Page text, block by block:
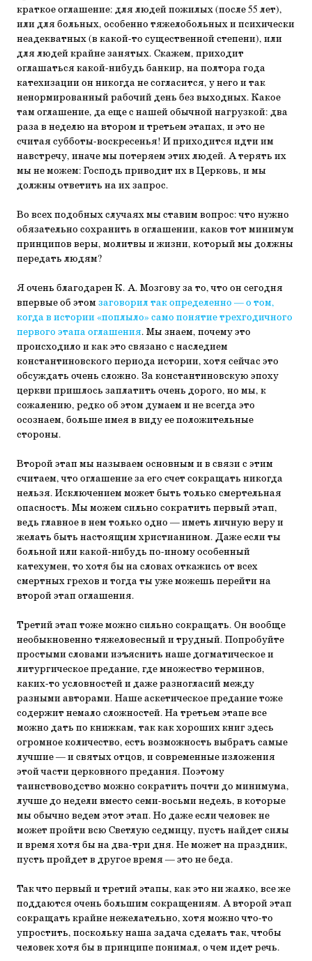
краткое оглашение: для людей пожилых (после 55 лет),
или для больных, особенно тяжелобольных и психически
неадекватных (в какой-то существенной степени), или
для людей крайне занятых. Скажем, приходит
оглашаться какой-нибудь банкир, на полтора года
катехизации он никогда не согласится, у него и так
ненормированный рабочий день без выходных. Какое
там оглашение, да еще с нашей обычной нагрузкой: два
раза в неделю на втором и третьем этапах, и это не
считая субботы-воскресенья! И приходится идти им
навстречу, иначе мы потеряем этих людей. А терять их
мы не можем: Господь приводит их в Церковь, и мы
должны ответить на их запрос.
Во всех подобных случаях мы ставим вопрос: что нужно
обязательно сохранить в оглашении, каков тот минимум
принципов веры, молитвы и жизни, который мы должны
передать людям?
Я очень благодарен К. А. Мозгову за то, что он сегодня
впервые об этомзаговорил так определенно — о том,
когда в истории «поплыло» само понятие трехгодичного
первого этапа оглашения. Мы знаем, почему это
происходило и как это связано с наследием
константиновского периода истории, хотя сейчас это
обсуждать очень сложно. За константиновскую эпоху
церкви пришлось заплатить очень дорого, но мы, к
сожалению, редко об этом думаем и не всегда это
осознаем, больше имея в виду ее положительные
стороны.
Второй этап мы называем основным и в связи с этим
считаем, что оглашение за его счет сокращать никогда
нельзя. Исключением может быть только смертельная
опасность. Мы можем сильно сократить первый этап,
ведь главное в нем только одно — иметь личную веру и
желать быть настоящим христианином. Даже если ты
больной или какой-нибудь по-иному особенный
катехумен, то хотя бы на словах откажись от всех
смертных грехов и тогда ты уже можешь перейти на
второй этап оглашения.
Третий этап тоже можно сильно сокращать. Он вообще
необыкновенно тяжеловесный и трудный. Попробуйте
простыми словами изъяснить наше догматическое и
литургическое предание, где множество терминов,
каких-то условностей и даже разногласий между
разными авторами. Наше аскетическое предание тоже
содержит немало сложностей. На третьем этапе все
можно дать по книжкам, так как хороших книг здесь
огромное количество, есть возможность выбрать самые
лучшие — и святых отцов, и современные изложения
этой части церковного предания. Поэтому
таинствоводство можно сократить почти до минимума,
лучше до недели вместо семи-восьми недель, в которые
мы обычно ведем этот этап. Но даже если человек не
может пройти всю Светлую седмицу, пусть найдет силы
и время хотя бы на два-три дня. Не может на праздник,
пусть пройдет в другое время — это не беда.
Так что первый и третий этапы, как это ни жалко, все же
поддаются очень большим сокращениям. А второй этап
сокращать крайне нежелательно, хотя можно что-то
упростить, поскольку наша задача сделать так, чтобы
человек хотя бы в принципе понимал, о чем идет речь.